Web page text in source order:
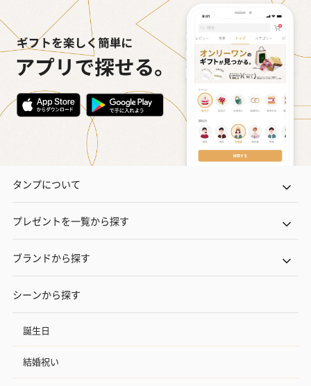
タンプについて
プレゼントを一覧から探す
ブランドから探す
シーンから探す
誕生日
結婚祝い